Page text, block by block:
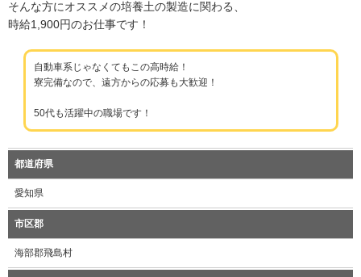
そんな方にオススメの培養土の製造に関わる、
時給1,900円のお仕事です！
自動車系じゃなくてもこの高時給！
寮完備なので、遠方からの応募も大歓迎！
50代も活躍中の職場です！
都道府県
愛知県
市区郡
海部郡飛島村